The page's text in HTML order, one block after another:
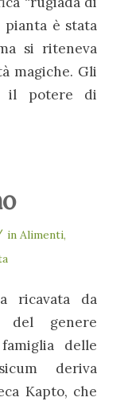
pianta è stata
si riteneva
magiche. Gli
il potere di
in Alimenti,
ricavata da
genere
delle
deriva
Kapto, che